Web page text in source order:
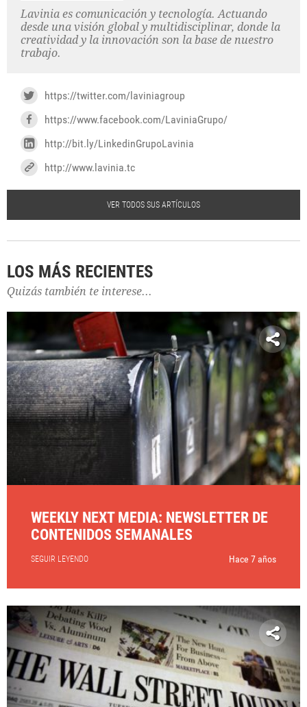
Lavinia es comunicación y tecnología. Actuando
desde una visión global y multidisciplinar, donde la
creatividad y la innovación son la base de nuestro
trabajo.
https://twitter.com/laviniagroup
https://www.facebook.com/LaviniaGrupo/
http://bit.ly/LinkedinGrupoLavinia
http://www.lavinia.tc
VER TODOS SUS ARTÍCULOS
LOS MÁS RECIENTES
Quizás también te interese...
WEEKLY NEXT MEDIA: NEWSLETTER DE
CONTENIDOS SEMANALES
SEGUIR LEYENDO Hace 7 años